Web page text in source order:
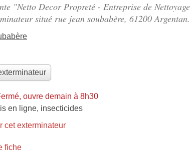
"Netto Decor Propreté - Entreprise de Nettoyage
situé rue jean soubabère, 61200 Argentan.
ouvre demain à 8h30
en ligne, insecticides
cet exterminateur
fiche